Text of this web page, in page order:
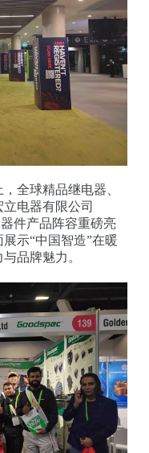
全球精品继电器、
电器有限公司
器件产品阵容重磅亮
示“中国智造”在暖
品牌魅力。